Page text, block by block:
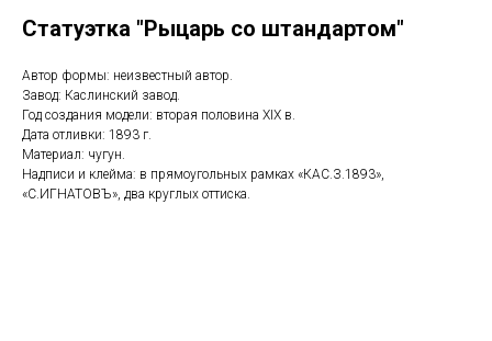
Статуэтка "Рыцарь со штандартом"
Автор формы: неизвестный автор.
Завод: Каслинский завод.
Год создания модели: вторая половина XIX в.
Дата отливки: 1893 г.
Материал: чугун.
Надписи и клейма: в прямоугольных рамках «КАС.З.1893»,
«С.ИГНАТОВЪ», два круглых оттиска.